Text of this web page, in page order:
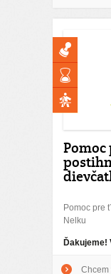
Pomoc
Pomoc pre
Nelku
Ďakujeme!